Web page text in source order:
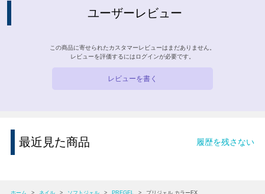
ユーザーレビュー
この商品に寄せられたカスタマーレビューはまだありません。
レビューを評価するには ログインが必要です。
レビューを書く
最近見た商品 履歴を残さない